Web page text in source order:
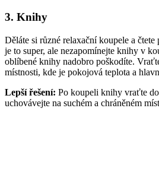
3. Knihy
Děláte si různé relaxační koupele a
je to super, ale nezapomínejte knihy v
oblíbené knihy nadobro poškodíte.
místnosti, kde je pokojová teplota a
Lepší řešení: Po koupeli knihy vraťte
uchovávejte na suchém a chráněném